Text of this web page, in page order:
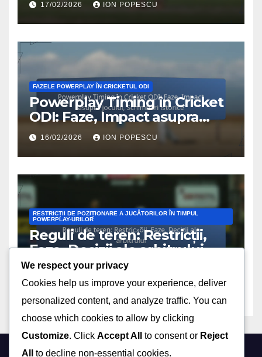
internaționale
17/02/2026 ION POPESCU
FAZELE POWERPLAY ÎN CRICKETUL ODI
Powerplay Timing în Cricket
ODI: Faze, Impact asupra
jocului, Schimbări istorice
16/02/2026 ION POPESCU
RESTRICȚII DE POZIȚIONARE A JUCĂTORILOR ÎN TIMPUL
POWERPLAY-URILOR
Reguli de teren: Restricții,
Faze, Decizii ale arbitrului
13/02/2026 ION POPESCU
We respect your privacy
Cookies help us improve your experience, deliver
personalized content, and analyze traffic. You can
choose which cookies to allow by clicking
Customize. Click Accept All to consent or Reject
All
to decline non-essential cookies.